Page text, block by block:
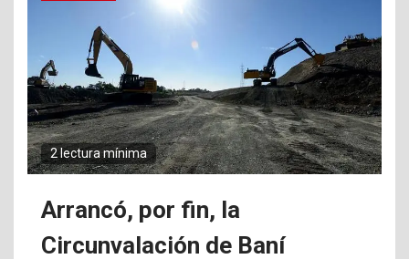
2 lectura mínima
Arrancó, por fin, la
Circunvalación de Baní